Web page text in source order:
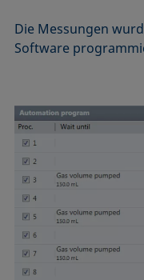
Die Messungen
Software